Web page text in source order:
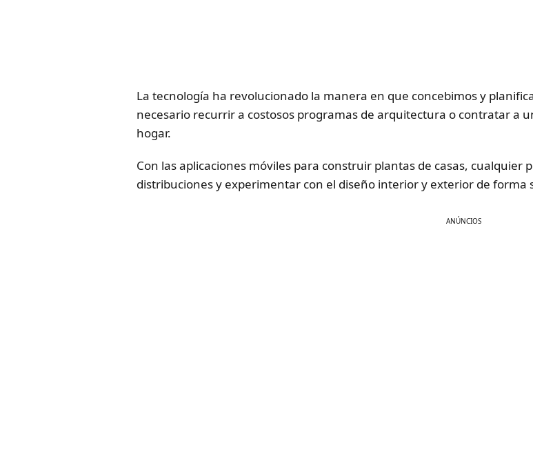
La tecnología ha revolucionado la manera en que concebimos y
necesario recurrir a costosos programas de arquitectura o contratar a
hogar.
Con las aplicaciones móviles para construir plantas de casas, cualquier
distribuciones y experimentar con el diseño interior y exterior de forma
ANÚNCIOS